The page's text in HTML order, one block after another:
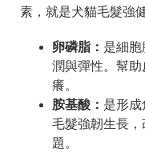
素，就是犬貓毛髮強
卵磷脂： 是細
潤與彈性。幫
癢。
胺基酸： 是形
毛髮強韌生長
題。